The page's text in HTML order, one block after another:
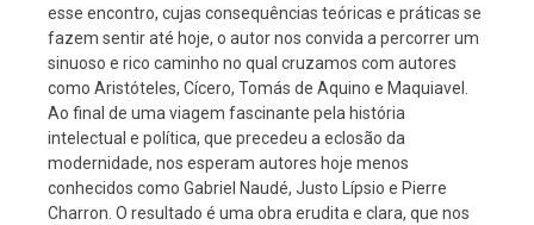
esse encontro, cujas consequências teóricas e práticas se
fazem sentir até hoje, o autor nos convida a percorrer um
sinuoso e rico caminho no qual cruzamos com autores
como Aristóteles, Cícero, Tomás de Aquino e Maquiavel.
Ao final de uma viagem fascinante pela história
intelectual e política, que precedeu a eclosão da
modernidade, nos esperam autores hoje menos
conhecidos como Gabriel Naudé, Justo Lípsio e Pierre
Charron. O resultado é uma obra erudita e clara, que nos